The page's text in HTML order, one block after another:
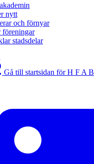
nytt
och förnyar
föreningar
stadsdelar
Gå till startsidan för H F A B